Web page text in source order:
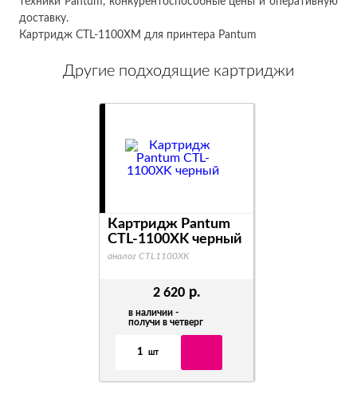
доставку.
Картридж CTL-1100XM для принтера Pantum
Другие подходящие картриджи
2 620 р.
в наличии -
получи в четверг
1 шт
Картридж Pantum
CTL-1100XK черный
аналог CTL1100XK